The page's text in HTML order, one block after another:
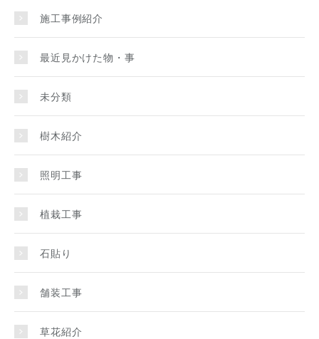
施工事例紹介
最近見かけた物・事
未分類
樹木紹介
照明工事
植栽工事
石貼り
舗装工事
草花紹介